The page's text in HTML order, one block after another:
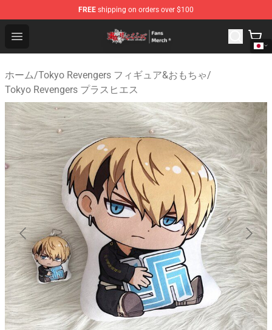
FREE shipping on orders over $100
Open menu
Tokyo Revengers Store - Official Tokyo Revengers
ホーム/Tokyo Revengers フィギュア&おもちゃ/
Tokyo Revengers プラスヒエス